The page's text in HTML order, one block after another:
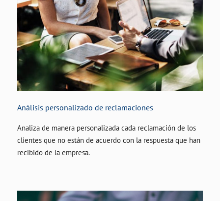
Análisis personalizado de reclamaciones
Analiza de manera personalizada cada reclamación de los
clientes que no están de acuerdo con la respuesta que han
recibido de la empresa.